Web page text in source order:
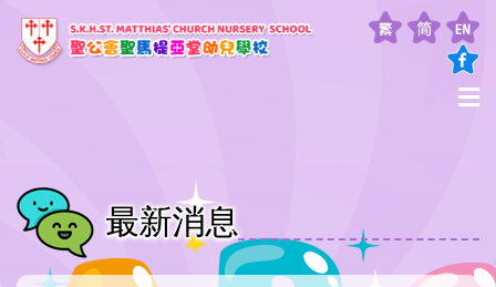
最新消息